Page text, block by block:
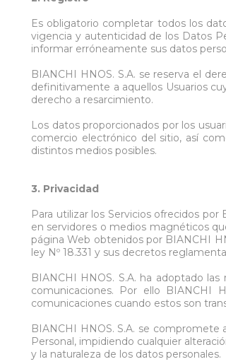
Es obligatorio completar todos los
vigencia y autenticidad de los Datos
informar erróneamente sus datos
BIANCHI HNOS. S.A. se reserva el
definitivamente a aquellos Usuarios
derecho a resarcimiento.
Los datos proporcionados por los
comercio electrónico del sitio, así
distintos medios posibles.
3. Privacidad
Para utilizar los Servicios ofrecidos
en servidores o medios magnéticos
página Web obtenidos por BIANCHI
ley Nº 18.331 y sus decretos
BIANCHI HNOS. S.A. ha adoptado
comunicaciones. Por ello BIANCHI
comunicaciones cuando estos son
BIANCHI HNOS. S.A. se
Personal, impidiendo cualquier
y la naturaleza de los datos personales.